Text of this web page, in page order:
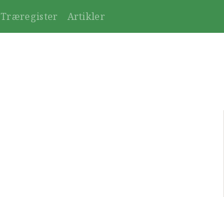
Træregister Artikler